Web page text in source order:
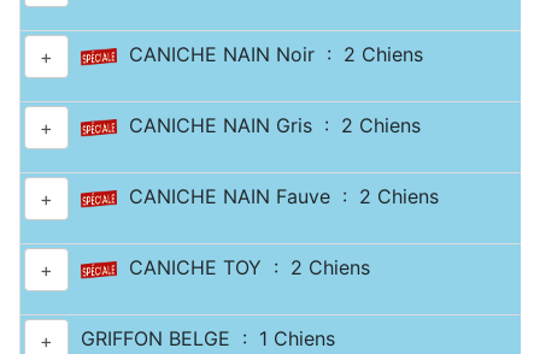
+ CANICHE NAIN Noir : 2 Chiens
+ CANICHE NAIN Gris : 2 Chiens
+ CANICHE NAIN Fauve : 2 Chiens
+ CANICHE TOY : 2 Chiens
+ GRIFFON BELGE : 1 Chiens